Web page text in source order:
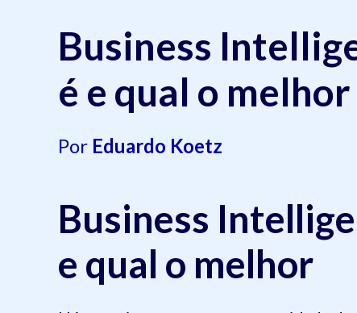
Business
é e qual o melhor
Por Eduardo Koetz
Business
e qual o melhor